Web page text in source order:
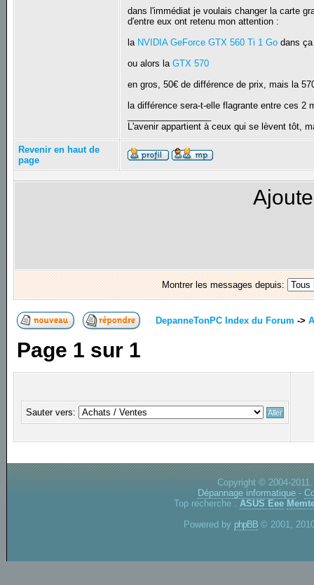
dans l'immédiat je voulais changer la carte
d'entre eux ont retenu mon attention :
la NVIDIA GeForce GTX 560 Ti 1 Go dans
ou alors laGTX 570
en gros, 50€ de différence de prix, mais la
la différence sera-t-elle flagrante entre ces 2
L'avenir appartient à ceux qui se lèvent tôt,
Revenir en haut de
page
Montrer les messages depuis:
DepanneTonPC Index du Forum ->
Page 1 sur 1
Sauter vers:
Copyright © 2004-
Dépannage informatique -
Top recherche : ASUS Eee
Powered by phpBB © 2001,